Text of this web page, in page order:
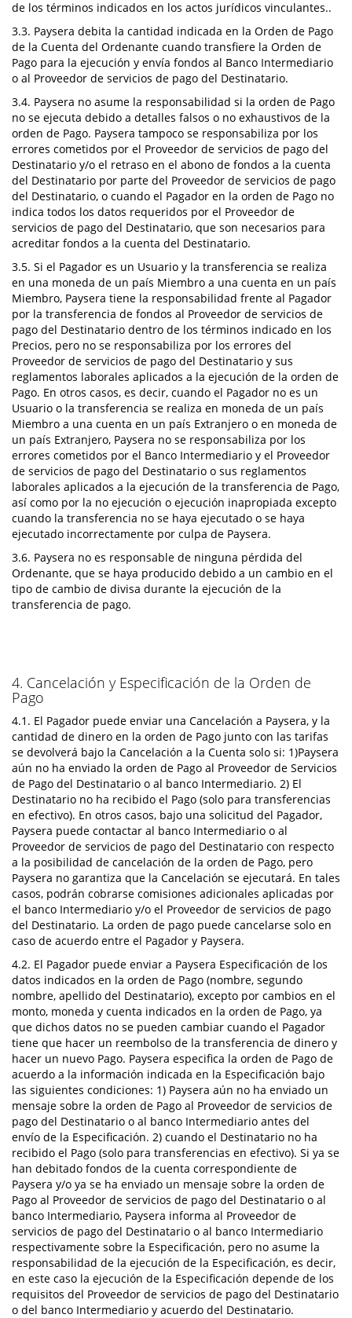
de los términos indicados en los actos jurídicos vinculantes..
3.3. Paysera debita la cantidad indicada en la Orden de Pago
de la Cuenta del Ordenante cuando transfiere la Orden de
Pago para la ejecución y envía fondos al Banco Intermediario
o al Proveedor de servicios de pago del Destinatario.
3.4. Paysera no asume la responsabilidad si la orden de Pago
no se ejecuta debido a detalles falsos o no exhaustivos de la
orden de Pago. Paysera tampoco se responsabiliza por los
errores cometidos por el Proveedor de servicios de pago del
Destinatario y/o el retraso en el abono de fondos a la cuenta
del Destinatario por parte del Proveedor de servicios de pago
del Destinatario, o cuando el Pagador en la orden de Pago no
indica todos los datos requeridos por el Proveedor de
servicios de pago del Destinatario, que son necesarios para
acreditar fondos a la cuenta del Destinatario.
3.5. Si el Pagador es un Usuario y la transferencia se realiza
en una moneda de un país Miembro a una cuenta en un país
Miembro, Paysera tiene la responsabilidad frente al Pagador
por la transferencia de fondos al Proveedor de servicios de
pago del Destinatario dentro de los términos indicado en los
Precios, pero no se responsabiliza por los errores del
Proveedor de servicios de pago del Destinatario y sus
reglamentos laborales aplicados a la ejecución de la orden de
Pago. En otros casos, es decir, cuando el Pagador no es un
Usuario o la transferencia se realiza en moneda de un país
Miembro a una cuenta en un país Extranjero o en moneda de
un país Extranjero, Paysera no se responsabiliza por los
errores cometidos por el Banco Intermediario y el Proveedor
de servicios de pago del Destinatario o sus reglamentos
laborales aplicados a la ejecución de la transferencia de Pago,
así como por la no ejecución o ejecución inapropiada excepto
cuando la transferencia no se haya ejecutado o se haya
ejecutado incorrectamente por culpa de Paysera.
3.6. Paysera no es responsable de ninguna pérdida del
Ordenante, que se haya producido debido a un cambio en el
tipo de cambio de divisa durante la ejecución de la
transferencia de pago.
4. Cancelación y Especificación de la Orden de
Pago
4.1. El Pagador puede enviar una Cancelación a Paysera, y la
cantidad de dinero en la orden de Pago junto con las tarifas
se devolverá bajo la Cancelación a la Cuenta solo si: 1)Paysera
aún no ha enviado la orden de Pago al Proveedor de Servicios
de Pago del Destinatario o al banco Intermediario. 2) El
Destinatario no ha recibido el Pago (solo para transferencias
en efectivo). En otros casos, bajo una solicitud del Pagador,
Paysera puede contactar al banco Intermediario o al
Proveedor de servicios de pago del Destinatario con respecto
a la posibilidad de cancelación de la orden de Pago, pero
Paysera no garantiza que la Cancelación se ejecutará. En tales
casos, podrán cobrarse comisiones adicionales aplicadas por
el banco Intermediario y/o el Proveedor de servicios de pago
del Destinatario. La orden de pago puede cancelarse solo en
caso de acuerdo entre el Pagador y Paysera.
4.2. El Pagador puede enviar a Paysera Especificación de los
datos indicados en la orden de Pago (nombre, segundo
nombre, apellido del Destinatario), excepto por cambios en el
monto, moneda y cuenta indicados en la orden de Pago, ya
que dichos datos no se pueden cambiar cuando el Pagador
tiene que hacer un reembolso de la transferencia de dinero y
hacer un nuevo Pago. Paysera especifica la orden de Pago de
acuerdo a la información indicada en la Especificación bajo
las siguientes condiciones: 1) Paysera aún no ha enviado un
mensaje sobre la orden de Pago al Proveedor de servicios de
pago del Destinatario o al banco Intermediario antes del
envío de la Especificación. 2) cuando el Destinatario no ha
recibido el Pago (solo para transferencias en efectivo). Si ya se
han debitado fondos de la cuenta correspondiente de
Paysera y/o ya se ha enviado un mensaje sobre la orden de
Pago al Proveedor de servicios de pago del Destinatario o al
banco Intermediario, Paysera informa al Proveedor de
servicios de pago del Destinatario o al banco Intermediario
respectivamente sobre la Especificación, pero no asume la
responsabilidad de la ejecución de la Especificación, es decir,
en este caso la ejecución de la Especificación depende de los
requisitos del Proveedor de servicios de pago del Destinatario
o del banco Intermediario y acuerdo del Destinatario.